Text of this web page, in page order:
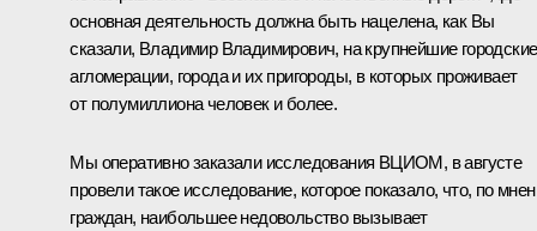
основная деятельность должна быть нацелена, как Вы
сказали, Владимир Владимирович, на крупнейшие городские
агломерации, города и их пригороды, в которых проживает
от полумиллиона человек и более.
Мы оперативно заказали исследования ВЦИОМ, в августе
провели такое исследование, которое показало, что, по
граждан, наибольшее недовольство вызывает